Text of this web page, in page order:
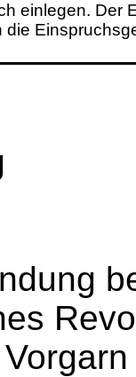
einlegen. Der
die